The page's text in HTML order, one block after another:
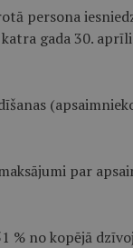
persona
gada 30.
par
% no kopējā